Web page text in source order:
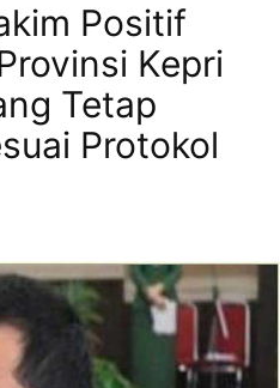
Positif
Kepri
Tetap
Protokol